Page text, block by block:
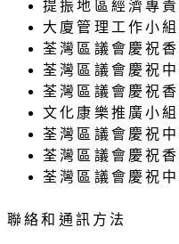
提振地區經濟專
大廈管理工作小
荃灣區議會慶祝
荃灣區議會慶祝
荃灣區議會慶祝
文化康樂推廣小組
荃灣區議會慶祝
荃灣區議會慶祝
荃灣區議會慶祝
聯絡和通訊方法